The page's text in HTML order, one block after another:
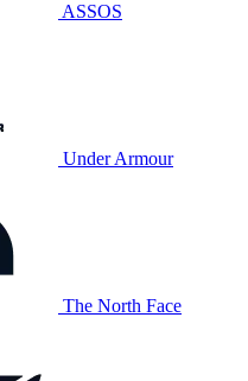
ASSOS
Under Armour
The North Face